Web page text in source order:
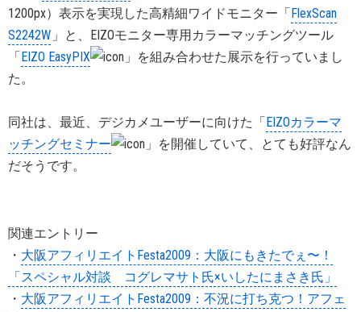
1200px）表示を実現した高精細ワイドモニター「FlexScan
S2242W 」と、EIZOモニター専用カラーマッチングツール
「EIZO EasyPIX
」を組み合わせた展示を行っていまし
た。
同社は、最近、デジカメユーザーに向けた「EIZOカラーマ
ッチングセミナー
」を開催していて、とても好評なん
だそうです。
関連エントリー
・ 大阪アフィリエイトFesta2009：大阪にもきたでぇ〜！
「スペシャル対談 コグレマサト氏×いしたにまさき氏」
・ 大阪アフィリエイトFesta2009：不況に打ち克つ！アフェ